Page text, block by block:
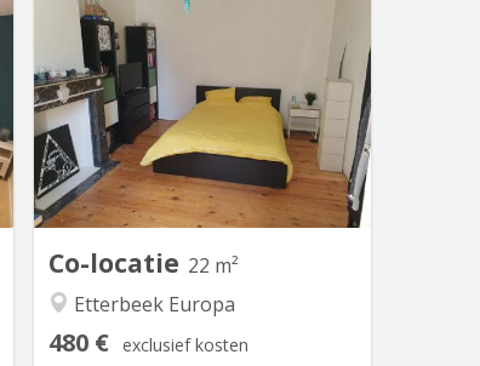
Co-locatie 22 m²
Etterbeek Europa
480 € exclusief kosten
Kamer te huur vanaf 1 September
2026 t/m 31 augustus 2027 (12 maand
contract) ! Alleen voor niet-rokers!
Samenhuring voor tweetalige FR-NL
studenten: we zijn op zoek naar een
FRANSTALIGE student die zijn
nederlands wil verbeteren voor
taalkundig evenwicht! Oppervlakte